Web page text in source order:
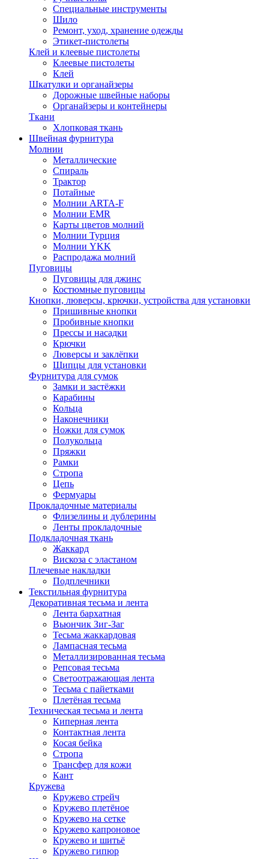
Специальные инструменты
Шило
Ремонт, уход, хранение одежды
Этикет-пистолеты
Клей и клеевые пистолеты
Клеевые пистолеты
Клей
Шкатулки и органайзеры
Дорожные швейные наборы
Органайзеры и контейнеры
Ткани
Хлопковая ткань
Швейная фурнитура
Молнии
Металлические
Спираль
Трактор
Потайные
Молнии ARTA-F
Молнии EMR
Карты цветов молний
Молнии Турция
Молнии YKK
Распродажа молний
Пуговицы
Пуговицы для джинс
Костюмные пуговицы
Кнопки, люверсы, крючки, устройства для установки
Пришивные кнопки
Пробивные кнопки
Прессы и насадки
Крючки
Люверсы и заклёпки
Щипцы для установки
Фурнитура для сумок
Замки и застёжки
Карабины
Кольца
Наконечники
Ножки для сумок
Полукольца
Пряжки
Рамки
Стропа
Цепь
Фермуары
Прокладочные материалы
Флизелины и дублерины
Ленты прокладочные
Подкладочная ткань
Жаккард
Вискоза с эластаном
Плечевые накладки
Подплечники
Текстильная фурнитура
Декоративная тесьма и лента
Лента бархатная
Вьюнчик Зиг-Заг
Тесьма жаккардовая
Лампасная тесьма
Металлизированная тесьма
Репсовая тесьма
Светоотражающая лента
Тесьма с пайетками
Плетёная тесьма
Техническая тесьма и лента
Киперная лента
Контактная лента
Косая бейка
Стропа
Трансфер для кожи
Кант
Кружева
Кружево стрейч
Кружево плетёное
Кружево на сетке
Кружево капроновое
Кружево и шитьё
Кружево гипюр